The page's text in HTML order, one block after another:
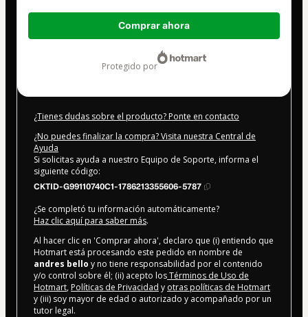
Total
15,00 US$
Comprar ahora
protegido por
¿Tienes dudas sobre el producto? Ponte en contacto
¿No puedes finalizar la compra? Visita nuestra Central de
Ayuda
Si solicitas ayuda a nuestro Equipo de Soporte, informa el
siguiente código:
CKTID-G99110740C1-1786213355606-5787
¿Se completó tu información automáticamente?
Haz clic aquí para saber más.
Al hacer clic en 'Comprar ahora', declaro que (i) entiendo que
Hotmart está procesando este pedido en nombre de
andres bello y no tiene responsabilidad por el contenido
y/o control sobre él; (ii) acepto losTérminos de Uso de
Hotmart, Políticas de Privacidad y otras políticas de Hotmart
y (iii) soy mayor de edad o autorizado y acompañado por un
tutor legal.